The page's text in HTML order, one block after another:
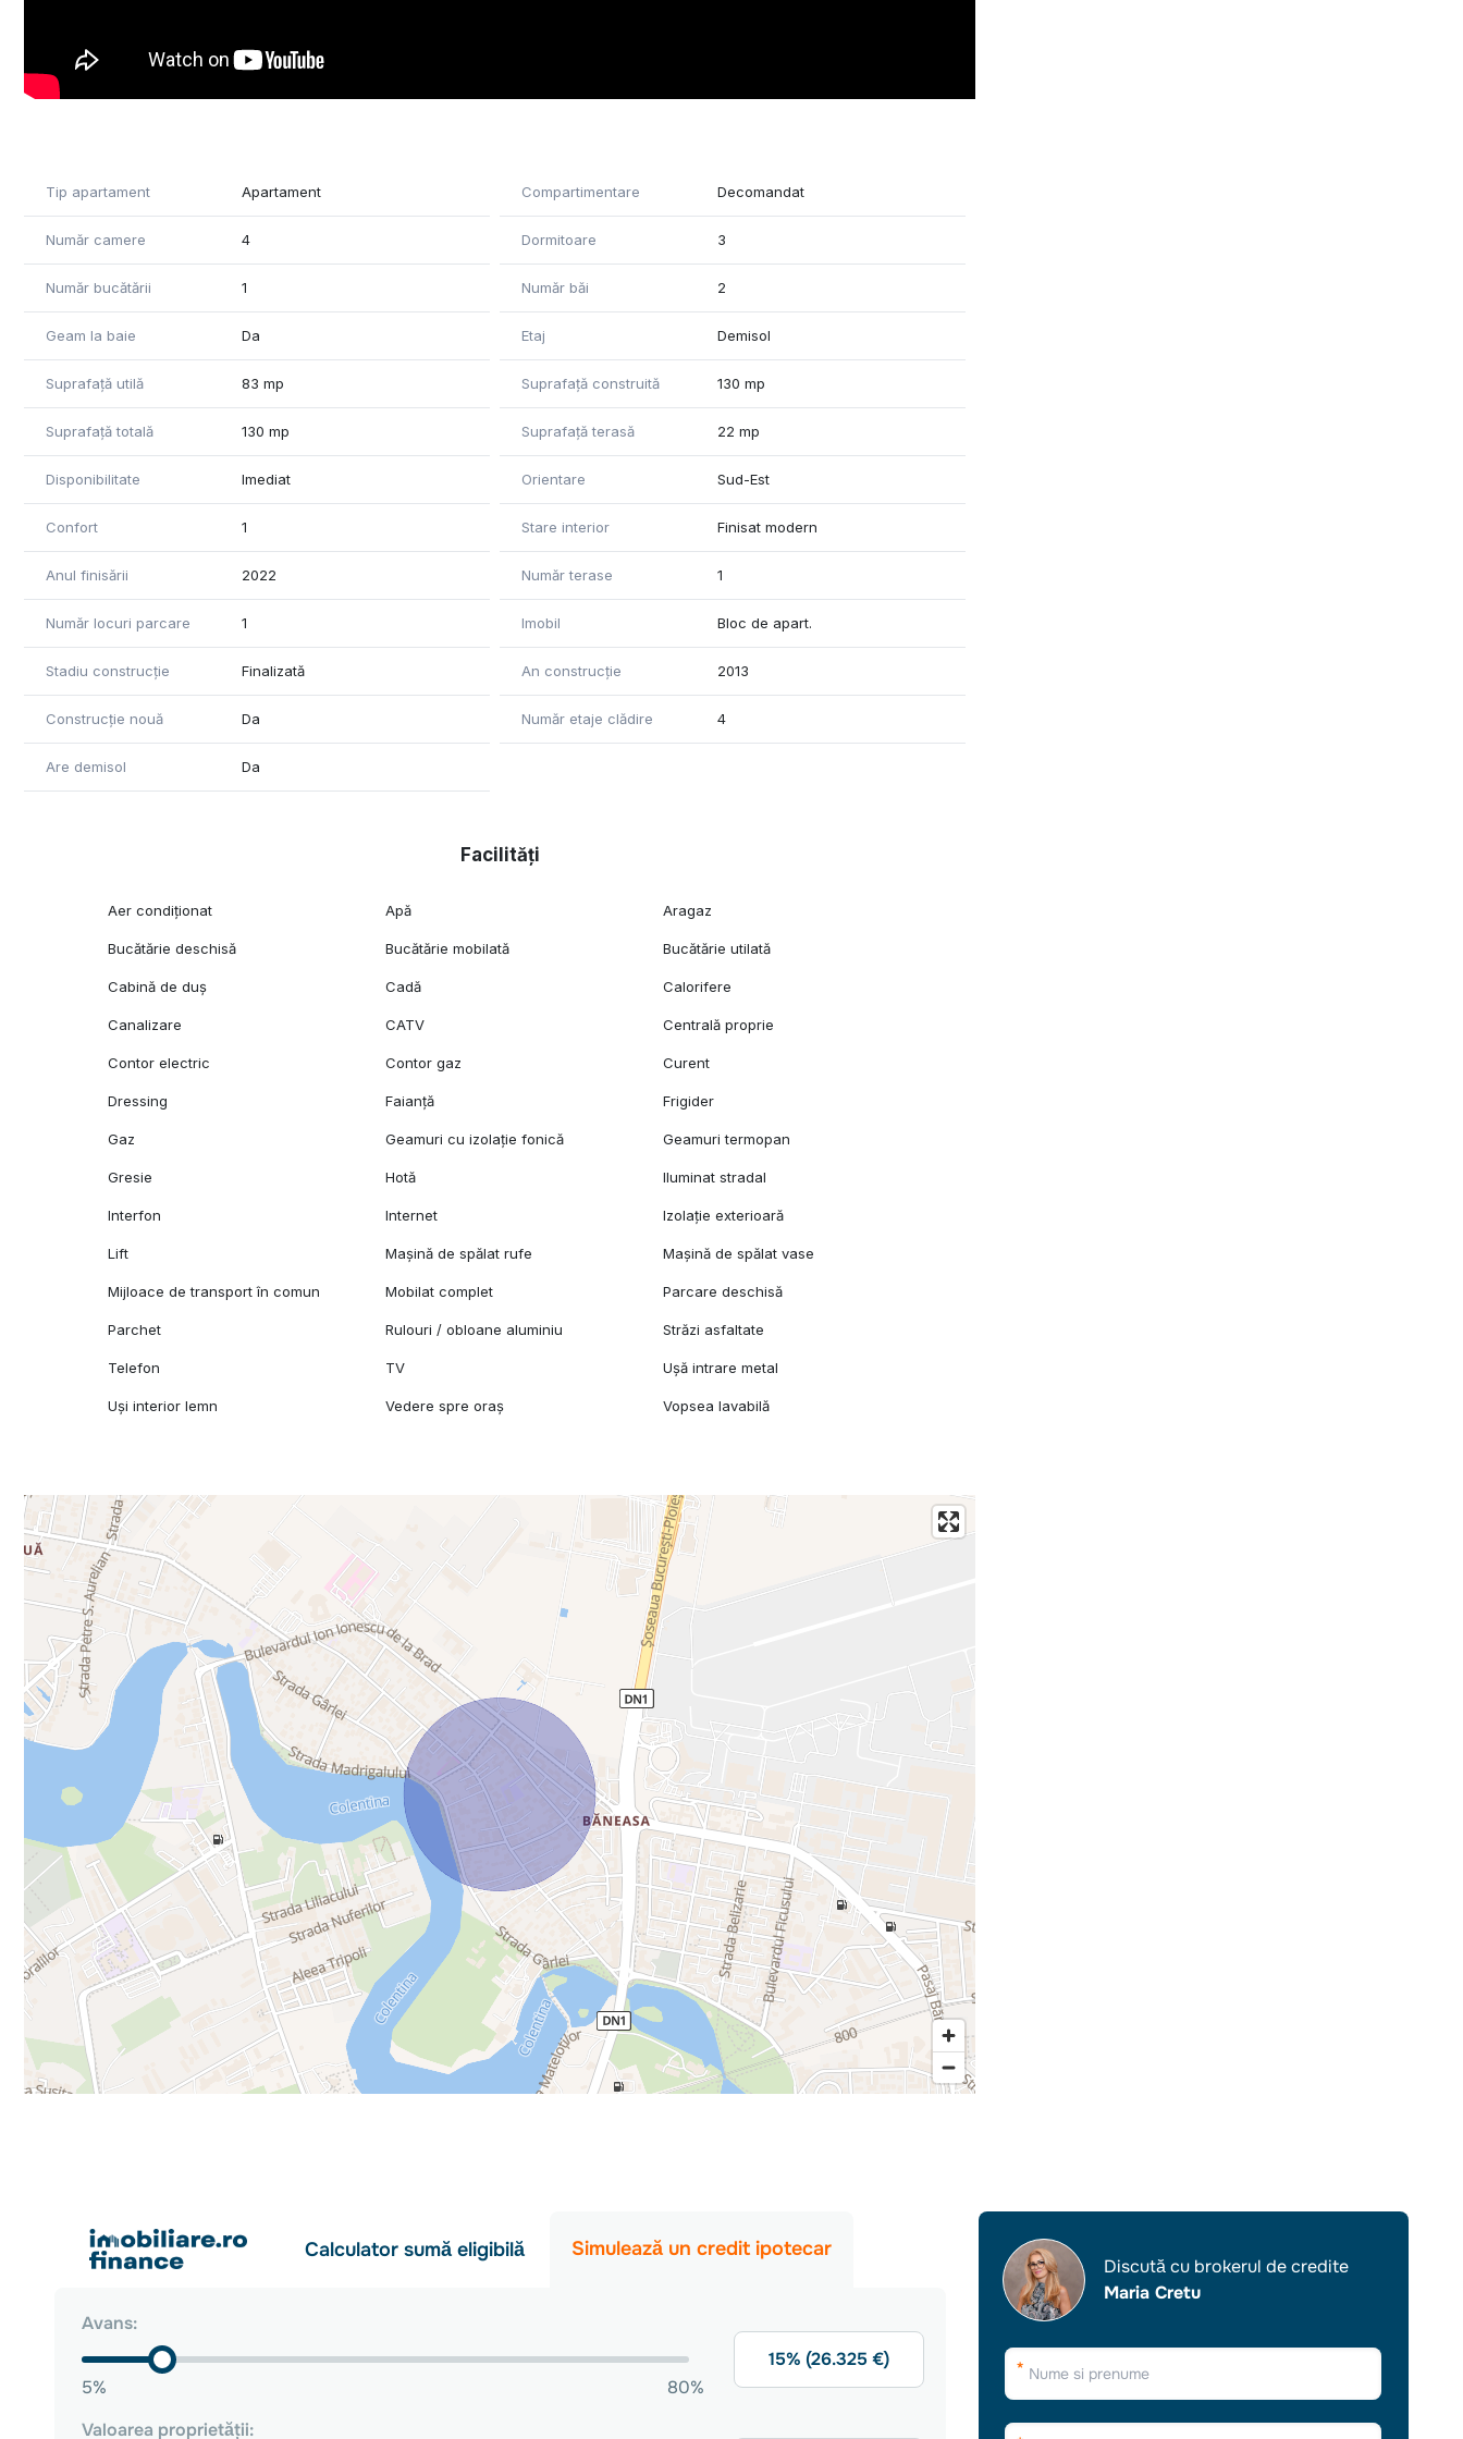
Pentru mai multe informatii va stau la dispozitie telefonic sau in timpul intalnirii pentru vizionare.
Tip apartament Apartament Compartimentare Decomandat
Număr camere 4 Dormitoare 3
Număr bucătării 1 Număr băi 2
Geam la baie Da Etaj Demisol
Suprafață utilă 83 mp Suprafață construită 130 mp
Suprafață totală 130 mp Suprafață terasă 22 mp
Disponibilitate Imediat Orientare Sud-Est
Confort 1 Stare interior Finisat modern
Anul finisării 2022 Număr terase 1
Număr locuri parcare 1 Imobil Bloc de apart.
Stadiu construcție Finalizată An construcție 2013
Construcție nouă Da Număr etaje clădire 4
Are demisol Da
Facilități
Aer condiționat Apă Aragaz
Bucătărie deschisă Bucătărie mobilată Bucătărie utilată
Cabină de duș Cadă Calorifere
Canalizare CATV Centrală proprie
Contor electric Contor gaz Curent
Dressing Faianță Frigider
Gaz Geamuri cu izolație fonică Geamuri termopan
Gresie Hotă Iluminat stradal
Interfon Internet Izolație exterioară
Lift Mașină de spălat rufe Mașină de spălat vase
Mijloace de transport în comun Mobilat complet Parcare deschisă
Parchet Rulouri / obloane aluminiu Străzi asfaltate
Telefon TV Ușă intrare metal
Uși interior lemn Vedere spre oraș Vopsea lavabilă